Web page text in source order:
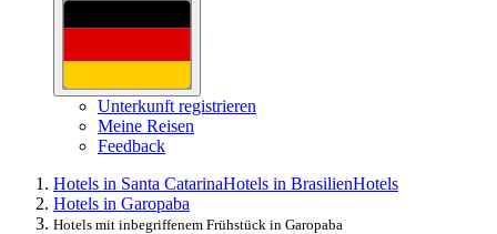
Unterkunft registrieren
Meine Reisen
Feedback
Hotels in Santa CatarinaHotels in BrasilienHotels
Hotels in Garopaba
Hotels mit inbegriffenem Frühstück in Garopaba